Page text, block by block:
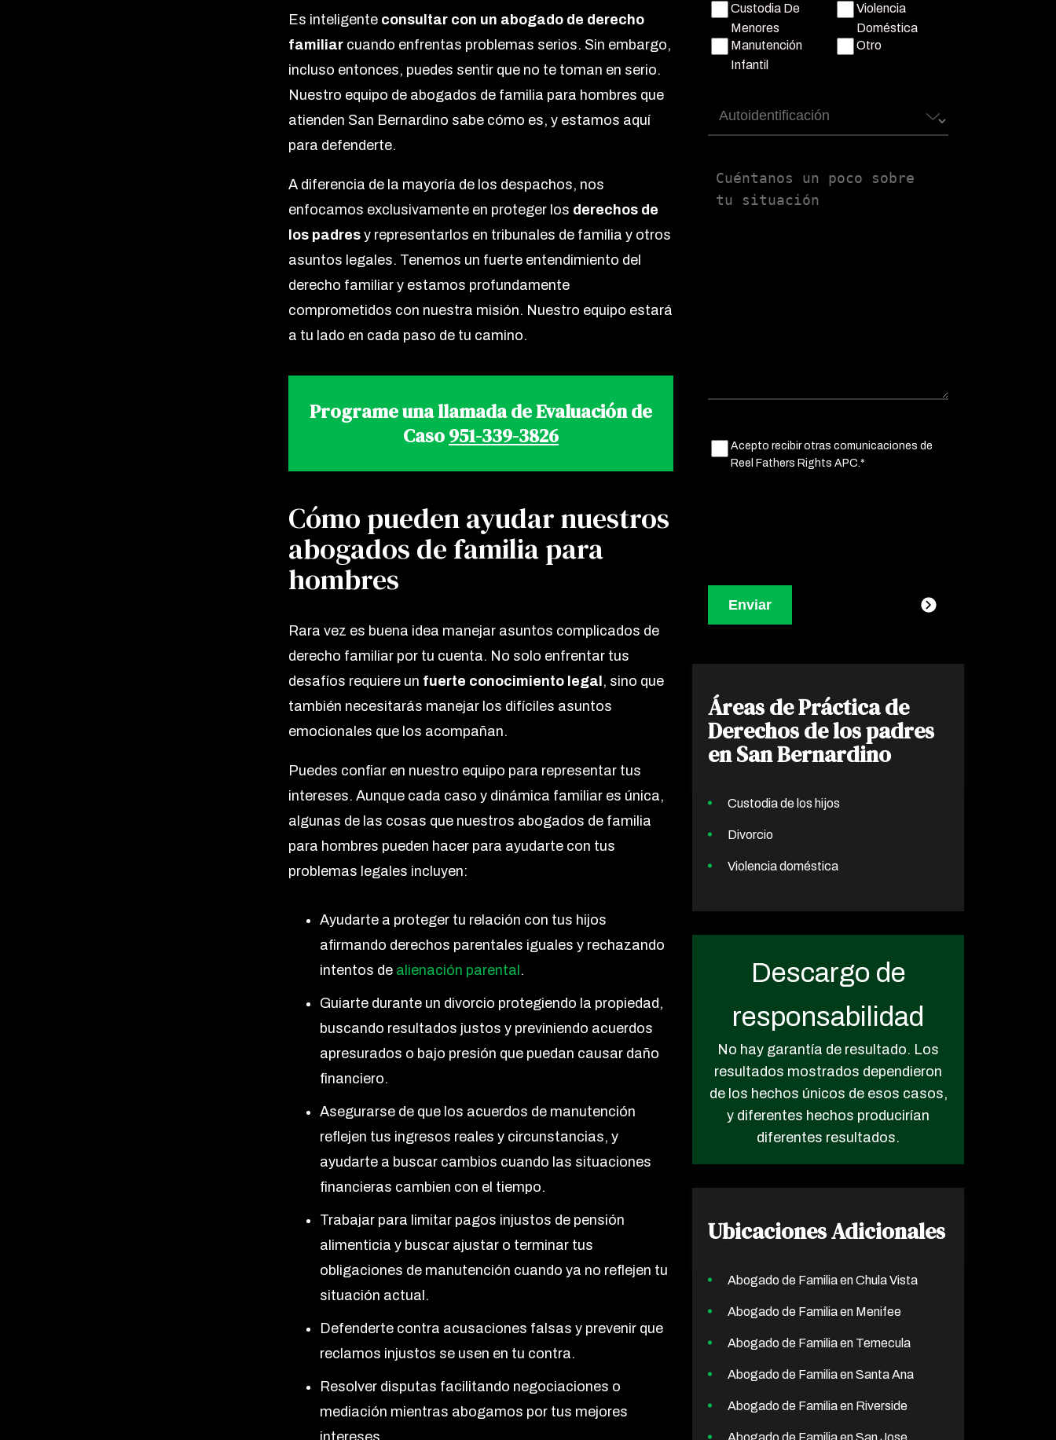
Es inteligente consultar con un abogado de derecho
familiar cuando enfrentas problemas serios. Sin embargo,
incluso entonces, puedes sentir que no te toman en serio.
Nuestro equipo de abogados de familia para hombres que
atienden San Bernardino sabe cómo es, y estamos aquí
para defenderte.
A diferencia de la mayoría de los despachos, nos
enfocamos exclusivamente en proteger los derechos de
los padres y representarlos en tribunales de familia y otros
asuntos legales. Tenemos un fuerte entendimiento del
derecho familiar y estamos profundamente
comprometidos con nuestra misión. Nuestro equipo estará
a tu lado en cada paso de tu camino.
Programe una llamada de Evaluación de
Caso951-339-3826
Cómo pueden ayudar nuestros
abogados de familia para
hombres
Rara vez es buena idea manejar asuntos complicados de
derecho familiar por tu cuenta. No solo enfrentar tus
desafíos requiere un fuerte conocimiento legal , sino que
también necesitarás manejar los difíciles asuntos
emocionales que los acompañan.
Puedes confiar en nuestro equipo para representar tus
intereses. Aunque cada caso y dinámica familiar es única,
algunas de las cosas que nuestros abogados de familia
para hombres pueden hacer para ayudarte con tus
problemas legales incluyen:
Ayudarte a proteger tu relación con tus hijos
afirmando derechos parentales iguales y rechazando
intentos de alienación parental .
Guiarte durante un divorcio protegiendo la propiedad,
buscando resultados justos y previniendo acuerdos
apresurados o bajo presión que puedan causar daño
financiero.
Asegurarse de que los acuerdos de manutención
reflejen tus ingresos reales y circunstancias, y
ayudarte a buscar cambios cuando las situaciones
financieras cambien con el tiempo.
Trabajar para limitar pagos injustos de pensión
alimenticia y buscar ajustar o terminar tus
obligaciones de manutención cuando ya no reflejen tu
situación actual.
Defenderte contra acusaciones falsas y prevenir que
reclamos injustos se usen en tu contra.
Resolver disputas facilitando negociaciones o
mediación mientras abogamos por tus mejores
intereses.
Custodia De
Menores
Violencia
Doméstica
Manutención
Infantil
Otro
Autoidentificación
Untitled
Untitled(Obligatorio)
Acepto recibir otras comunicaciones de
Reel Fathers Rights APC.*
Áreas de Práctica de
Derechos de los padres
en San Bernardino
Custodia de los hijos
Divorcio
Violencia doméstica
Descargo de
responsabilidad
No hay garantía de resultado. Los
resultados mostrados dependieron
de los hechos únicos de esos casos,
y diferentes hechos producirían
diferentes resultados.
Ubicaciones Adicionales
Abogado de Familia en Chula Vista
Abogado de Familia en Menifee
Abogado de Familia en Temecula
Abogado de Familia en Santa Ana
Abogado de Familia en Riverside
Abogado de Familia en San Jose